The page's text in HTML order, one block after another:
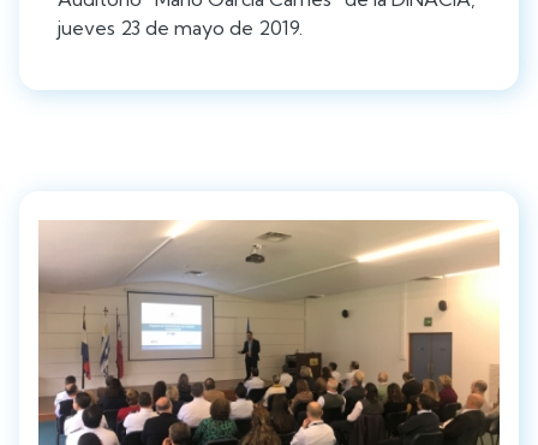
jueves 23 de mayo de 2019.